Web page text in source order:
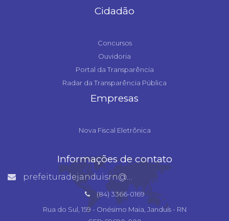
Cidadão
Concursos
Ouvidoria
Portal da Transparência
Radar da Transparência Pública
Empresas
Nova Fiscal Eletrônica
Informações de contato
prefeituradejanduisrn@gmail.com
(84) 3366-0169
Rua do Sul, 159 - Onésimo Maia, Janduís - RN